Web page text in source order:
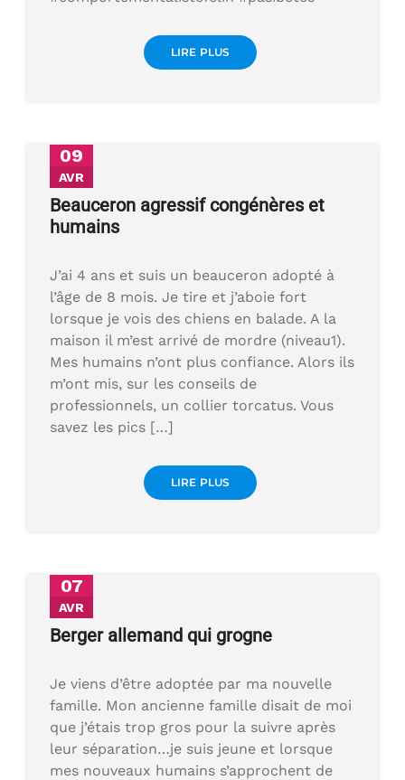
LIRE PLUS
09
AVR
Beauceron agressif congénères et
humains
J’ai 4 ans et suis un beauceron adopté à
l’âge de 8 mois. Je tire et j’aboie fort
lorsque je vois des chiens en balade. A la
maison il m’est arrivé de mordre (niveau1).
Mes humains n’ont plus confiance. Alors ils
m’ont mis, sur les conseils de
professionnels, un collier torcatus. Vous
savez les pics […]
LIRE PLUS
07
AVR
Berger allemand qui grogne
Je viens d’être adoptée par ma nouvelle
famille. Mon ancienne famille disait de moi
que j’étais trop gros pour la suivre après
leur séparation…je suis jeune et lorsque
mes nouveaux humains s’approchent de